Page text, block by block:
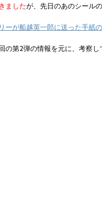
ましたが、先日のあのシール
ーが船越英一郎に送った手紙
の第2弾の情報を元に、考察し